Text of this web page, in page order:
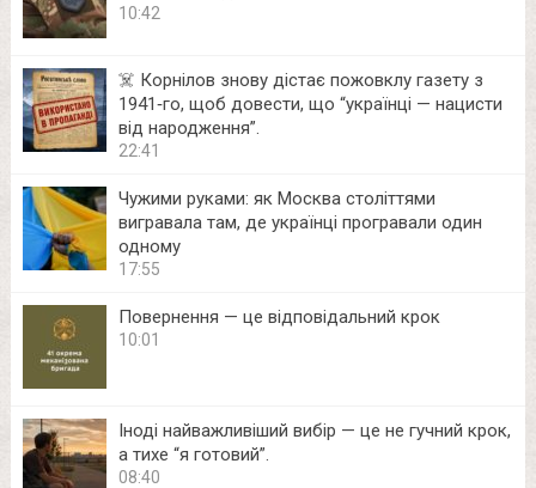
10:42
☠️ Корнілов знову дістає пожовклу газету з
1941‑го, щоб довести, що “українці — нацисти
від народження”.
22:41
Чужими руками: як Москва століттями
вигравала там, де українці програвали один
одному
17:55
Повернення — це відповідальний крок
10:01
Іноді найважливіший вибір — це не гучний крок,
а тихе “я готовий”.
08:40